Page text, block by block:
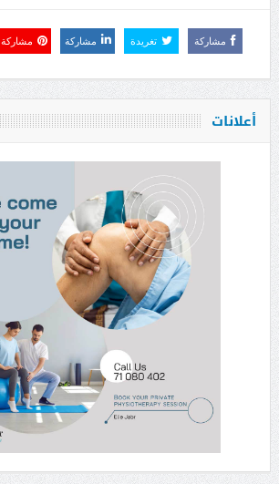
مشاركة تغريدة مشاركة مشاركة
أعلانات